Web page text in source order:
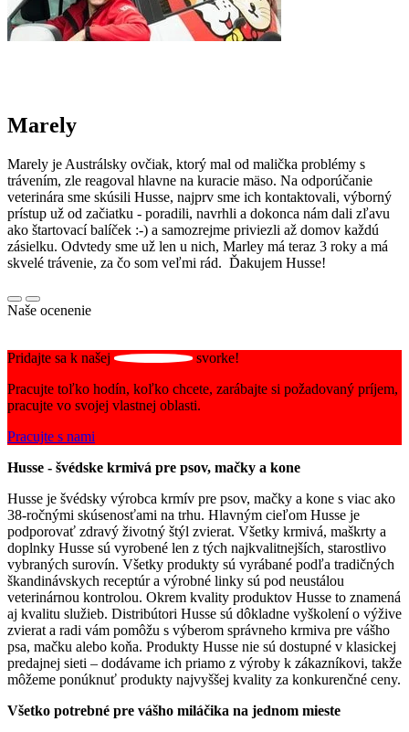
Marely
Marely je Austrálsky ovčiak, ktorý mal od malička problémy s
trávením, zle reagoval hlavne na kuracie mäso. Na odporúčanie
veterinára sme skúsili Husse, najprv sme ich kontaktovali, výborný
prístup už od začiatku - poradili, navrhli a dokonca nám dali zľavu
ako štartovací balíček :-) a samozrejme priviezli až domov každú
zásielku. Odvtedy sme už len u nich, Marley má teraz 3 roky a má
skvelé trávenie, za čo som veľmi rád. Ďakujem Husse!
Naše ocenenie
Pridajte sa k našej
svorke!
Pracujte toľko hodín, koľko chcete, zarábajte si požadovaný príjem,
pracujte vo svojej vlastnej oblasti.
Pracujte s nami
Husse - švédske krmivá pre psov, mačky a kone
Husse je švédsky výrobca krmív pre psov, mačky a kone s viac ako
38-ročnými skúsenosťami na trhu. Hlavným cieľom Husse je
podporovať zdravý životný štýl zvierat. Všetky krmivá, maškrty a
doplnky Husse sú vyrobené len z tých najkvalitnejších, starostlivo
vybraných surovín. Všetky produkty sú vyrábané podľa tradičných
škandinávskych receptúr a výrobné linky sú pod neustálou
veterinárnou kontrolou. Okrem kvality produktov Husse to znamená
aj kvalitu služieb. Distribútori Husse sú dôkladne vyškolení o výžive
zvierat a radi vám pomôžu s výberom správneho krmiva pre vášho
psa, mačku alebo koňa. Produkty Husse nie sú dostupné v klasickej
predajnej sieti – dodávame ich priamo z výroby k zákazníkovi, takže
môžeme ponúknuť produkty najvyššej kvality za konkurenčné ceny.
Všetko potrebné pre vášho miláčika na jednom mieste